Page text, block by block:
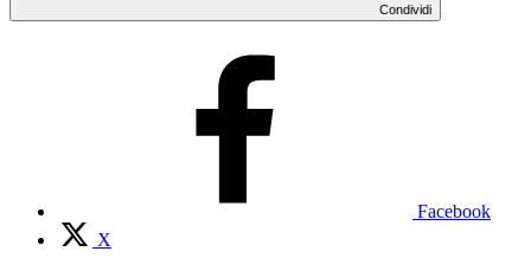
Condividi
Facebook
X